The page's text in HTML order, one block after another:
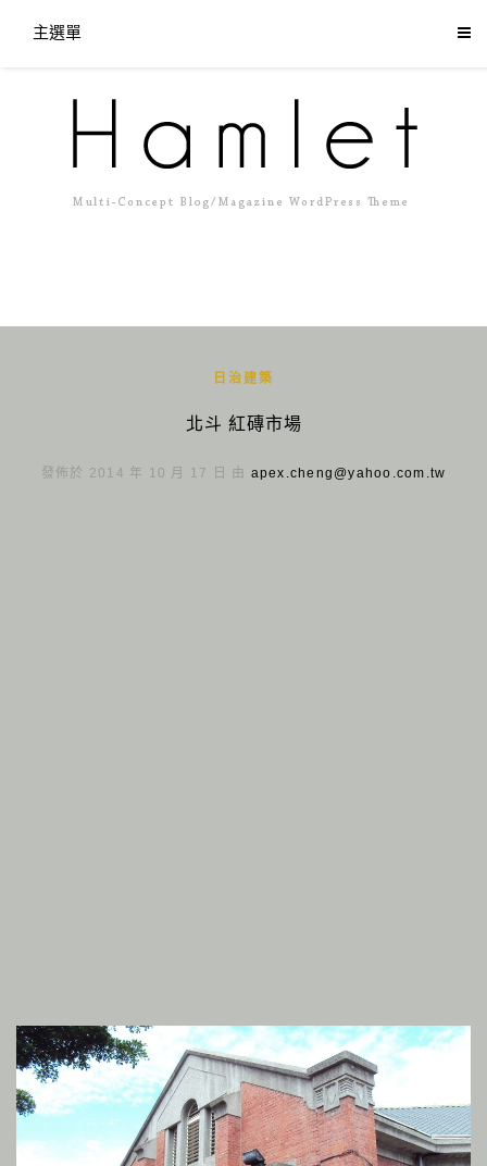
主選單
日治建築
北斗 紅磚市場
發佈於 2014 年 10 月 17 日 由 apex.cheng@yahoo.com.tw